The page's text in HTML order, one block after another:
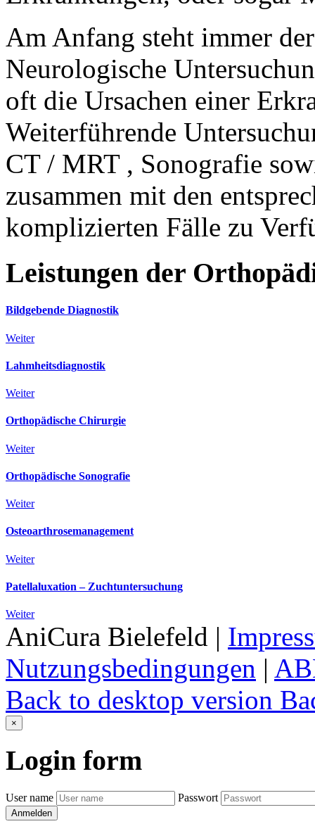
Am Anfang steht immer
Neurologische
oft die Ursachen einer
Weiterführende
CT / MRT , Sonografie
zusammen mit den
komplizierten Fälle zu
Leistungen der
Bildgebende Diagnostik
Weiter
Lahmheitsdiagnostik
Weiter
Orthopädische Chirurgie
Weiter
Orthopädische Sonografie
Weiter
Osteoarthrosemanagement
Weiter
Patellaluxation – Zuchtuntersuchung
Weiter
AniCura Bielefeld |
Nutzungsbedingungen |
Back to desktop version
×
Login form
User name Passwort
Anmelden